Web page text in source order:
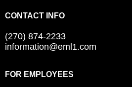
CONTACT INFO
(270) 874-2233
information@eml1.com
FOR EMPLOYEES